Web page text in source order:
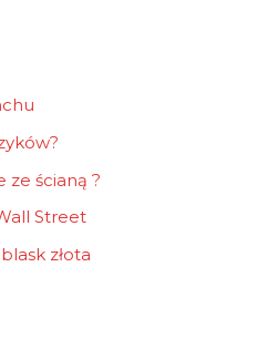
ze ścianą ?
Street
złota